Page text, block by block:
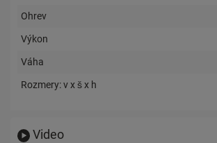
Ohrev
Výkon
Váha
Rozmery: v x š x h
Video